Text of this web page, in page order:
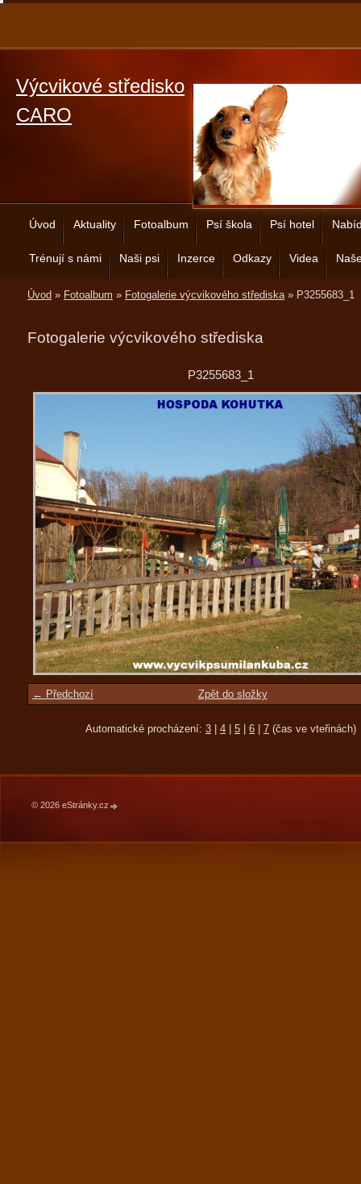
Výcvikové středisko
CARO
Úvod Aktuality Fotoalbum Psí škola Psí hotel
Trénují s námi Naši psi Inzerce Odkazy Videa
Úvod » Fotoalbum » Fotogalerie výcvikového střediska» P3255683_1
Fotogalerie výcvikového střediska
P3255683_1
← Předchozí Zpět do složky
Automatické procházení: 3 4 5 6 7 (čas ve vteřinách)
© 2026 eStránky.cz